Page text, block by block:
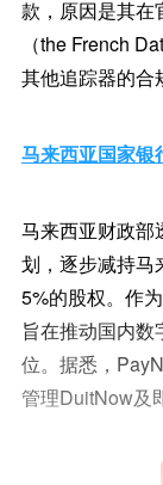
款，原因是其在
（the French
其他追踪器的合
马来西亚国家
马来西亚财政部
划，逐步减持马
5%的股权。作
旨在推动国内
位。据悉，
管理DuitNow及